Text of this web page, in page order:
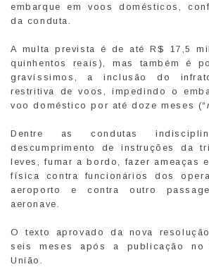
embarque em voos domésticos,
da conduta.
A multa prevista é de até R$ 17,5
quinhentos reais), mas também é
gravíssimos, a inclusão do
restritiva de voos, impedindo o
voo doméstico por até doze meses (“
Dentre as condutas
descumprimento de instruções da
leves, fumar a bordo, fazer ameaças
física contra funcionários dos
aeroporto e contra outro
aeronave.
O texto aprovado da nova
seis meses após a publicação
União.